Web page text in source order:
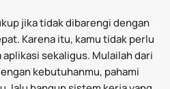
jika tidak dibarengi dengan
Karena itu, kamu tidak perlu
sekaligus. Mulailah dari
kebutuhanmu, pahami